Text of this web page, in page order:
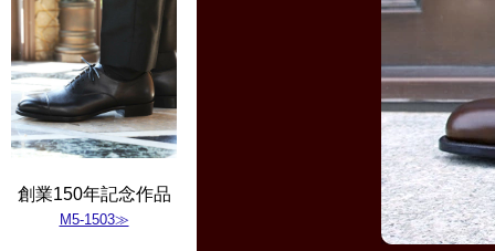
創業150年記念作品
M5-1503≫